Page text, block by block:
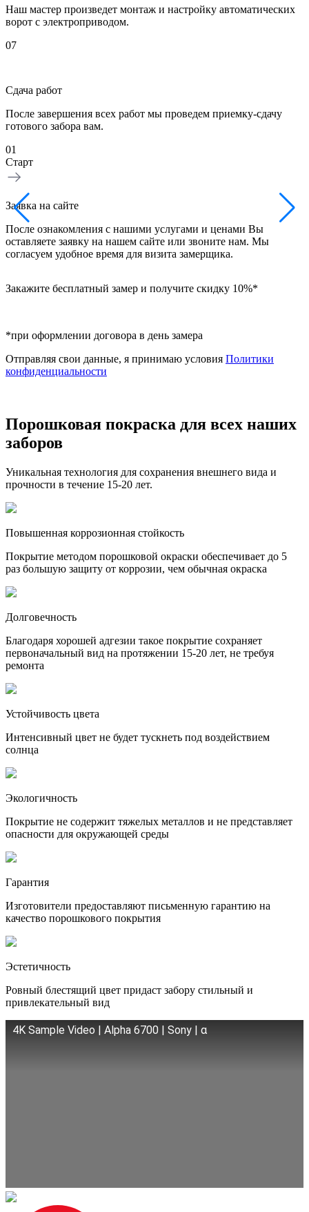
Наш мастер произведет монтаж и настройку автоматических
ворот с электроприводом.
07
Сдача работ
После завершения всех работ мы проведем приемку-сдачу
готового забора вам.
01
Старт
Заявка на сайте
После ознакомления с нашими услугами и ценами Вы
оставляете заявку на нашем сайте или звоните нам. Мы
согласуем удобное время для визита замерщика.
Закажите бесплатный замер и получите скидку 10%*
*при оформлении договора в день замера
Отправляя свои данные, я принимаю условия Политики
конфиденциальности
Порошковая покраска для всех наших
заборов
Уникальная технология для сохранения внешнего вида и
прочности в течение 15-20 лет.
Повышенная коррозионная стойкость
Покрытие методом порошковой окраски обеспечивает до 5
раз большую защиту от коррозии, чем обычная окраска
Долговечность
Благодаря хорошей адгезии такое покрытие сохраняет
первоначальный вид на протяжении 15-20 лет, не требуя
ремонта
Устойчивость цвета
Интенсивный цвет не будет тускнеть под воздействием
солнца
Экологичность
Покрытие не содержит тяжелых металлов и не представляет
опасности для окружающей среды
Гарантия
Изготовители предоставляют письменную гарантию на
качество порошкового покрытия
Эстетичность
Ровный блестящий цвет придаст забору стильный и
привлекательный вид
4K Sample Video | Alpha 6700 | Sony | α